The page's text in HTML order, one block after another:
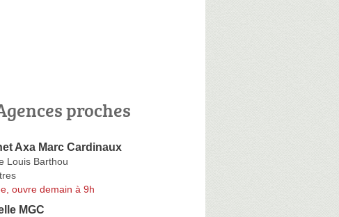
proches
Axa Marc Cardinaux
Louis Barthou
ouvre demain à 9h
MGC